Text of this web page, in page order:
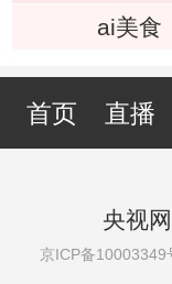
ai美食
首页 直播
央视
京ICP备10003349